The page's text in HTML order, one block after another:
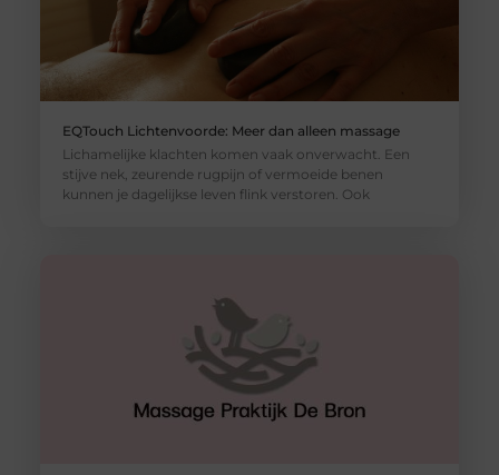
EQTouch Lichtenvoorde: Meer dan alleen massage
Lichamelijke klachten komen vaak onverwacht. Een
stijve nek, zeurende rugpijn of vermoeide benen
kunnen je dagelijkse leven flink verstoren. Ook